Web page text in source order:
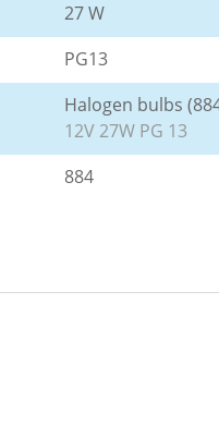
27 W
PG13
Halogen bulbs
12V 27W PG 13
884